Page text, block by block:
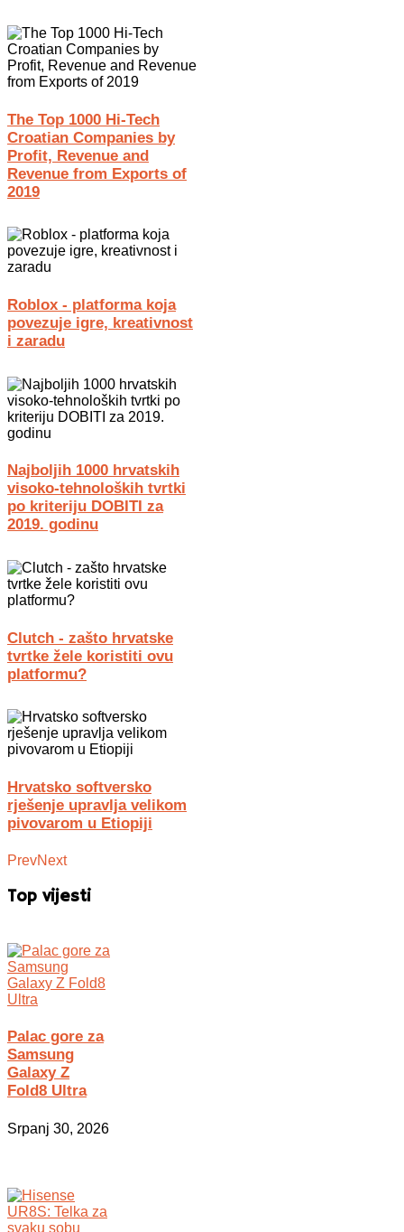
The Top 1000 Hi-Tech
Croatian Companies by
Profit, Revenue and
Revenue from Exports of
2019
Roblox - platforma koja
povezuje igre, kreativnost
i zaradu
Najboljih 1000 hrvatskih
visoko-tehnoloških tvrtki
po kriteriju DOBITI za
2019. godinu
Clutch - zašto hrvatske
tvrtke žele koristiti ovu
platformu?
Hrvatsko softversko
rješenje upravlja velikom
pivovarom u Etiopiji
PrevNext
Top vijesti
Palac gore za
Samsung
Galaxy Z
Fold8 Ultra
Srpanj 30, 2026